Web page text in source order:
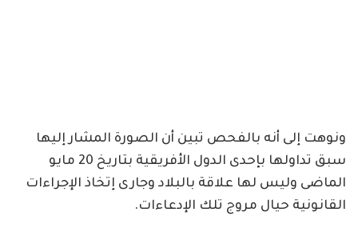
ونوهت إلى أنه بالفحص تبين أن الصورة المشار إليها
سبق تداولها بإحدى الدول الأفريقية بتاريخ 20 مايو
الماضى وليس لها علاقة بالبلاد وجارى إتخاذ الإجراءات
القانونية حيال مروج تلك الإدعاءات.